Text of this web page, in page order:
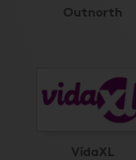
Outnorth
VidaXL